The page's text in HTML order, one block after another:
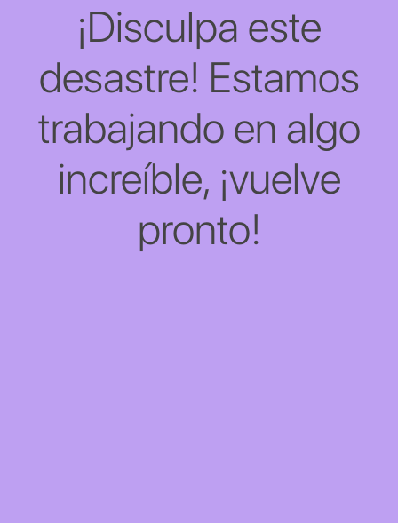
¡Disculpa este
desastre! Estamos
trabajando en algo
increíble, ¡vuelve
pronto!